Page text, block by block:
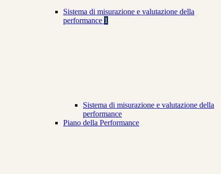
Sistema di misurazione e valutazione della
performance 1
Sistema di misurazione e valutazione della
performance
Piano della Performance